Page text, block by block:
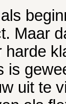
Maar
harde
is
uit te